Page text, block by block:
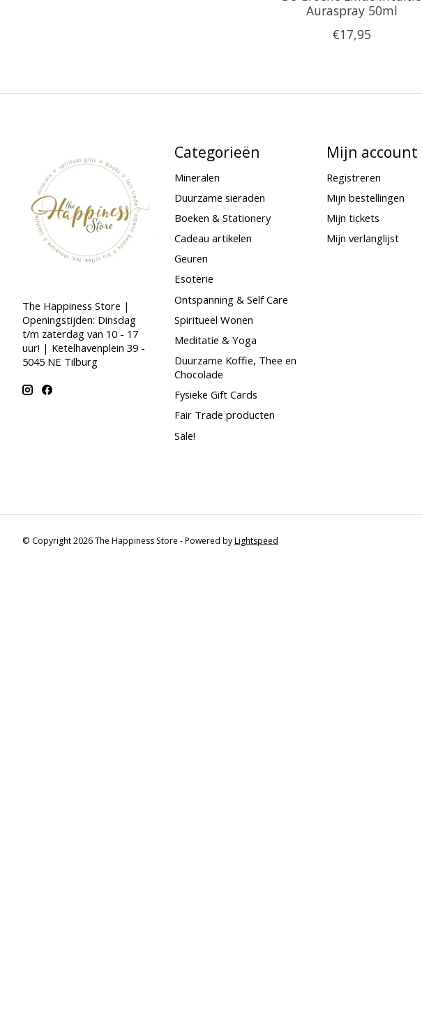
Auraspray 50ml
€17,95
The Happiness Store |
Openingstijden: Dinsdag
t/m zaterdag van 10 - 17
uur! | Ketelhavenplein 39 -
5045 NE Tilburg
Categorieën
Mineralen
Duurzame sieraden
Boeken & Stationery
Cadeau artikelen
Geuren
Esoterie
Ontspanning & Self Care
Spiritueel Wonen
Meditatie & Yoga
Duurzame Koffie, Thee en
Chocolade
Fysieke Gift Cards
Fair Trade producten
Sale!
Mijn account
Registreren
Mijn bestellingen
Mijn tickets
Mijn verlanglijst
© Copyright 2026 The Happiness Store - Powered byLightspeed